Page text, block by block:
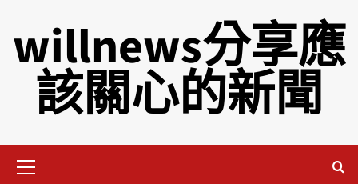
willnews分享應
該關心的新聞